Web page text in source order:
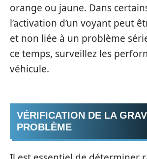
orange ou jaune. Dans
l’activation d’un voyant peut
et non liée à un problème
ce temps, surveillez les
véhicule.
VÉRIFICATION DE LA
PROBLÈME